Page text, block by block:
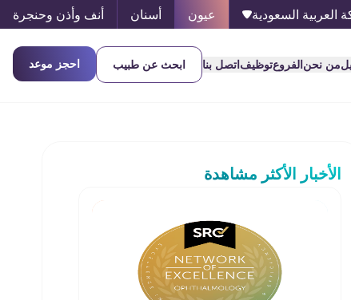
العربية السعودية عيون أسنان أنف وأذن وحنجرة
من نحنالفروعتوظيفاتصل بنا ابحث عن طبيب احجز موعد
الأخبار الأكثر مشاهدة